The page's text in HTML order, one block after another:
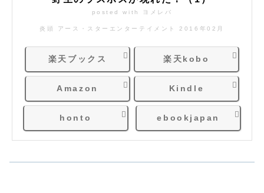
posted with ヨメレバ
炎頭 アース・スターエンターテイメント 2016年02月
楽天ブックス 楽天kobo
Amazon Kindle
honto ebookjapan